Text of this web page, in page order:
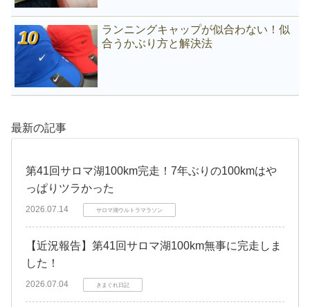
ランニングキャップが似合わない！似
合うかぶり方と解決法
最新の記事
第41回サロマ湖100km完走！7年ぶりの100kmはや
っぱりツラかった
2026.07.14 サロマ湖ウルトラマラソン
【近況報告】第41回サロマ湖100km無事に完走しま
した！
2026.07.04 きまぐれ日記